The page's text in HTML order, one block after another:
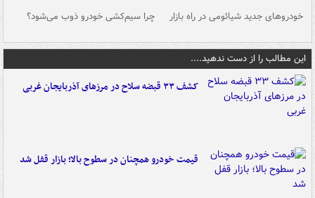
خودروهای جدید شیائومی در راه بازار چرا سیم‌کشی خودرو ذوب می‌شود؟
این مطالب را از دست ندهید....
کشف ۳۳ قبضه سلاح در مرزهای آذربایجان غربی
قیمت خودرو همچنان در سطوح بالا؛ بازار قفل شد